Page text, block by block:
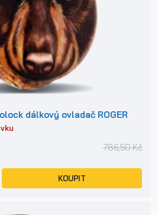
dálkový ovladač ROGER
786,50 Kč
KOUPIT